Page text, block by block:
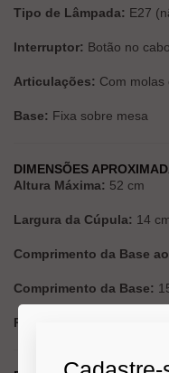
Tipo de Lâmpada: E27
Interruptor: Botão no cabo
Articulações: Com molas
Base: Fixa sobre mesa
DIMENSÕES
Altura Máxima: 52 cm
Largura da Cúpula: 14
Comprimento da Base
Comprimento da Base:
Peso Líquido: